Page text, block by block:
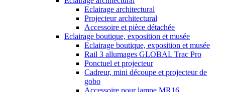
Eclairage architectural
Projecteur architectural
Accessoire et pièce détachée
Eclairage boutique, exposition et musée
Eclairage boutique, exposition et musée
Rail 3 allumages GLOBAL Trac Pro
Ponctuel et projecteur
Cadreur, mini découpe et projecteur de
gobo
Accessoire pour lampe MR16